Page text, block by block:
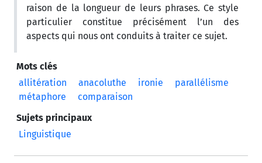
raison de la longueur de leurs phrases. Ce style
particulier constitue précisément l’un des
aspects qui nous ont conduits à traiter ce sujet.
Mots clés
allitération
anacoluthe ironie
parallélisme
métaphore
comparaison
Sujets principaux
Linguistique